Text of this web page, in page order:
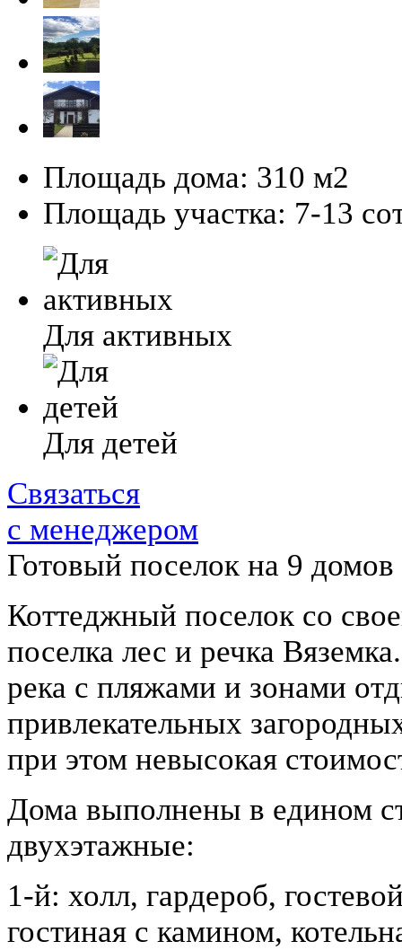
Площадь дома: 310 м2
Площадь участка: 7-13
Для активных
Для детей
Связаться
с менеджером
Готовый поселок на 9
Коттеджный поселок со
поселка лес и речка
река с пляжами и зонами
привлекательных
при этом невысокая
Дома выполнены в едином
двухэтажные:
1-й: холл, гардероб,
гостиная с камином,